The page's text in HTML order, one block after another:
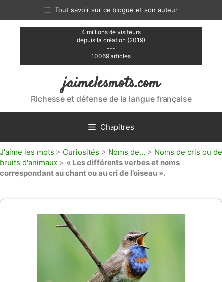
contenu
Tout savoir sur ce blogue et son auteur
4 millions de visiteurs
depuis la création (2019)
---
10069 articles
jaimelesmots.com
Richesse et défense de la langue française
Chapitres
J'aime les mots > Curiosités > Noms de... > Noms de cris ou de
bruits d'animaux > « Les différents verbes et noms
correspondant au chant ou au cri de l’oiseau ».